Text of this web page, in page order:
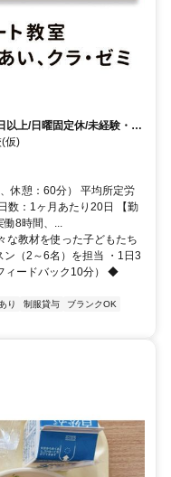
上/日曜固定休/未経験・ブ
研修であなたのスキルア
仮)
休憩：60分） 平均所定労
数：1ヶ月あたり20日 【勤
働8時間、...
な教材を使った子どもたち
（2～6名）を担当 ・1日3
ィードバック10分） ◆
り 制服貸与
ブランクOK